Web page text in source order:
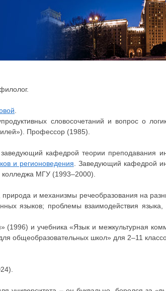
словосочетаний и вопрос о
Профессор (1985).
кафедрой теории преподавания
и регионоведения . Заведующий кафедрой
колледжа МГУ (1993–2000).
природа и механизмы речеобразования на
языков; проблемы взаимодействия языка,
(1996) и учебника «Язык и межкультурная
общеобразовательных школ» для 2–11